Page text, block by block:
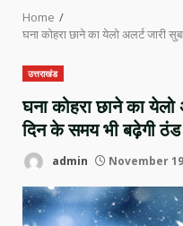
Home
घना कोहरा छाने का येलो अलर्ट जारी
उत्तराखंड
घना कोहरा छाने का
दिन के समय भी बढ़ेगी ठंड
admin November